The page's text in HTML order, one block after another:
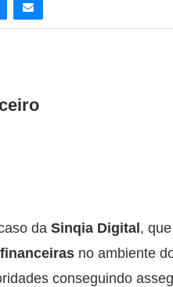
da Sinqia Digital ,
no ambiente
conseguindo